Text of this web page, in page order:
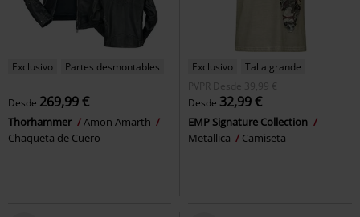
Exclusivo Partes desmontables
Desde 269,99 €
Thorhammer
Amon Amarth
Chaqueta de Cuero
Exclusivo
Talla grande
PVPR
Desde 39,99 €
Desde 32,99 €
EMP Signature Collection
Metallica
Camiseta